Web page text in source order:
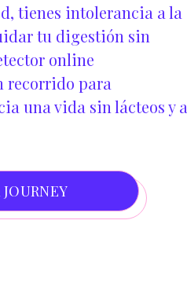
tienes intolerancia a la
tu digestión sin
online
recorrido para
una vida sin lácteos y a